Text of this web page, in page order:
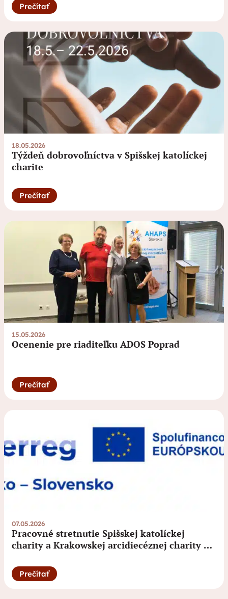
Prečítať
18.05.2026
Týždeň dobrovoľníctva v Spišskej katolíckej
charite
Prečítať
15.05.2026
Ocenenie pre riaditeľku ADOS Poprad
Prečítať
07.05.2026
Pracovné stretnutie Spišskej katolíckej
charity a Krakowskej arcidiecéznej charity v
Prečítať